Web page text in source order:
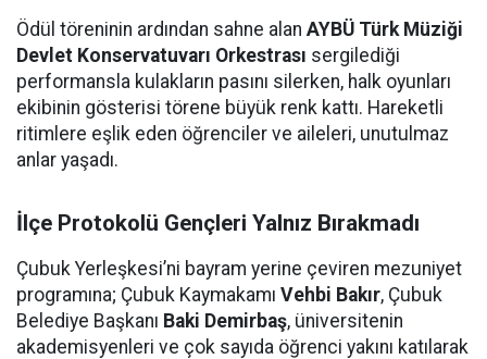
Ödül töreninin ardından sahne alan AYBÜ Türk Müziği
Devlet Konservatuvarı Orkestrası sergilediği
performansla kulakların pasını silerken, halk oyunları
ekibinin gösterisi törene büyük renk kattı. Hareketli
ritimlere eşlik eden öğrenciler ve aileleri, unutulmaz
anlar yaşadı.
İlçe Protokolü Gençleri Yalnız Bırakmadı
Çubuk Yerleşkesi’ni bayram yerine çeviren mezuniyet
programına; Çubuk Kaymakamı Vehbi Bakır, Çubuk
Belediye Başkanı Baki Demirbaş, üniversitenin
akademisyenleri ve çok sayıda öğrenci yakını katılarak